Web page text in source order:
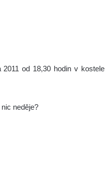
od 18,30 hodin v kostele
neděje?